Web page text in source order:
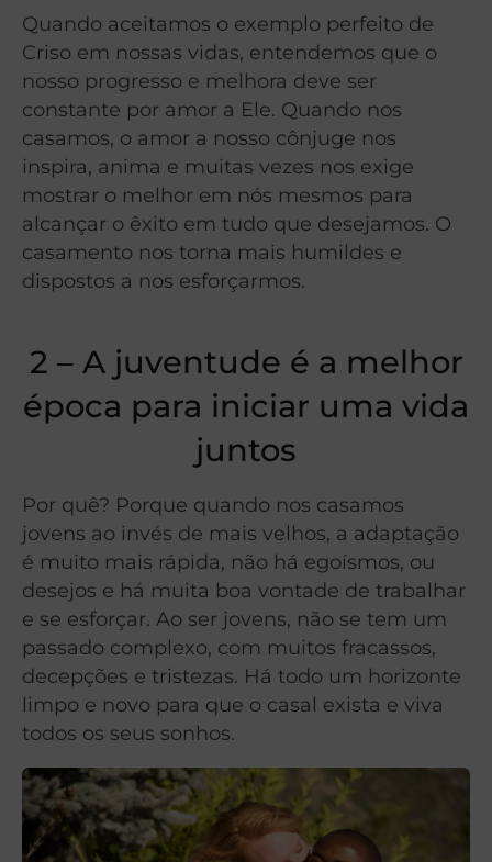
Quando aceitamos o exemplo perfeito de
Criso em nossas vidas, entendemos que o
nosso progresso e melhora deve ser
constante por amor a Ele. Quando nos
casamos, o amor a nosso cônjuge nos
inspira, anima e muitas vezes nos exige
mostrar o melhor em nós mesmos para
alcançar o êxito em tudo que desejamos. O
casamento nos torna mais humildes e
dispostos a nos esforçarmos.
2 – A juventude é a melhor
época para iniciar uma vida
juntos
Por quê? Porque quando nos casamos
jovens ao invés de mais velhos, a adaptação
é muito mais rápida, não há egoísmos, ou
desejos e há muita boa vontade de trabalhar
e se esforçar. Ao ser jovens, não se tem um
passado complexo, com muitos fracassos,
decepções e tristezas. Há todo um horizonte
limpo e novo para que o casal exista e viva
todos os seus sonhos.